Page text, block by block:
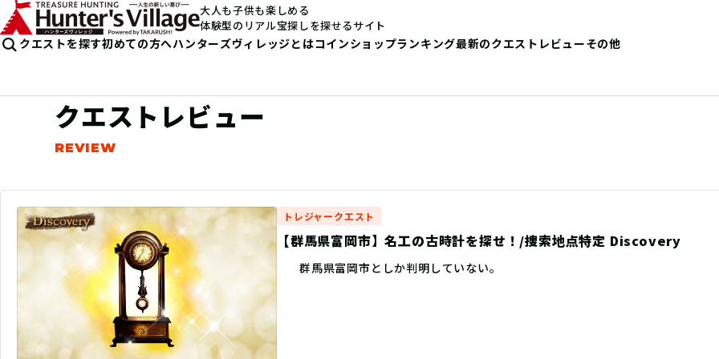
大人も子供も楽しめる
体験型のリアル宝探しを探せるサイト
クエストを探す初めての方へハンターズヴィレッジとはコインショップランキング最新のクエストレビューその他
クエストレビュー
トレジャークエスト
【群馬県富岡市】名工の古時計を探せ！/捜索地点特定 Discovery
群馬県富岡市としか判明していない。